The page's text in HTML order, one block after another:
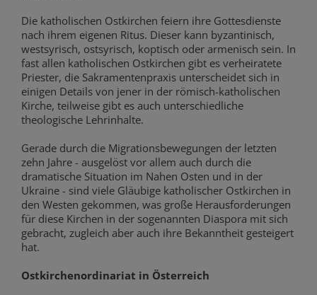
Die katholischen Ostkirchen feiern ihre Gottesdienste
nach ihrem eigenen Ritus. Dieser kann byzantinisch,
westsyrisch, ostsyrisch, koptisch oder armenisch sein. In
fast allen katholischen Ostkirchen gibt es verheiratete
Priester, die Sakramentenpraxis unterscheidet sich in
einigen Details von jener in der römisch-katholischen
Kirche, teilweise gibt es auch unterschiedliche
theologische Lehrinhalte.
Gerade durch die Migrationsbewegungen der letzten
zehn Jahre - ausgelöst vor allem auch durch die
dramatische Situation im Nahen Osten und in der
Ukraine - sind viele Gläubige katholischer Ostkirchen in
den Westen gekommen, was große Herausforderungen
für diese Kirchen in der sogenannten Diaspora mit sich
gebracht, zugleich aber auch ihre Bekanntheit gesteigert
hat.
Ostkirchenordinariat in Österreich